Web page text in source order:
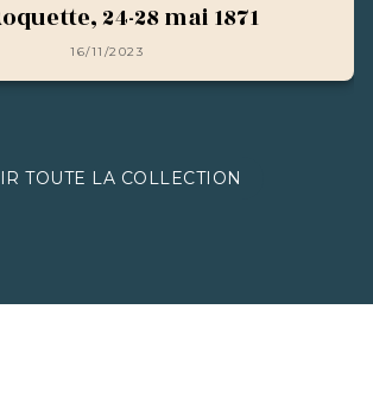
24-28 mai 1871
16/11/2023
TOUTE LA COLLECTION